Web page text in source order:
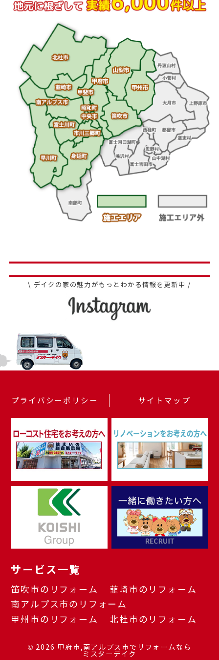
\ デイクの家の魅力がもっとわかる情報を更新中 /
プライバシーポリシー サイトマップ
サービス一覧
笛吹市のリフォーム
韮崎市のリフォーム
南アルプス市のリフォーム
甲州市のリフォーム
北杜市のリフォーム
© 2026 甲府市,南アルプス市でリフォームなら
ミスターデイク